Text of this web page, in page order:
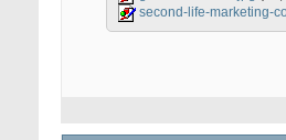
second-life-marketing-